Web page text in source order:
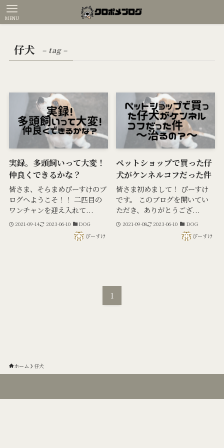
MENU
仔犬 – tag –
実録。多頭飼いって大変！
仲良くできるかな？
皆さま、そらまめぴーすけのブ
ログへようこそ！！ 二匹目の
ワンチャンを迎え入れて...
2021-09-14 2023-06-10
DOG
ぴーすけ
ペットショップで買った仔
犬がケンネルコフだった件
皆さま初めまして！ ぴーすけ
です。 このブログを開いてい
ただき、ありがとうござ...
2021-09-08 2023-06-10
DOG
ぴーすけ
1
ホーム 仔犬